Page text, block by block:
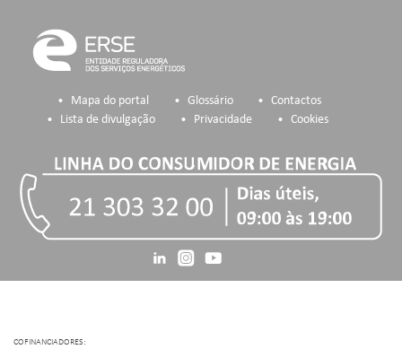
Mapa do portal Glossário
Contactos
Lista de divulgação
Privacidade Cookies
COFINANCIADORES: